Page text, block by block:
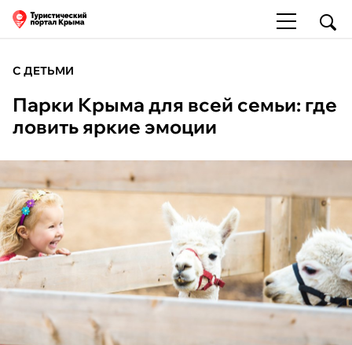
С ДЕТЬМИ
Парки Крыма для всей семьи: где
ловить яркие эмоции